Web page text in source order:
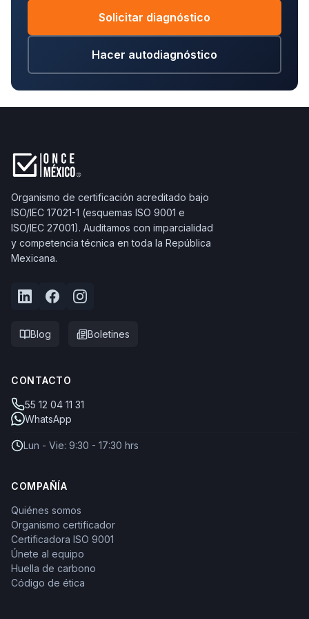
empresa para una auditoría ISO 9001.
Solicitar diagnóstico
Hacer autodiagnóstico
Organismo de certificación acreditado bajo
ISO/IEC 17021-1 (esquemas ISO 9001 e
ISO/IEC 27001). Auditamos con imparcialidad
y competencia técnica en toda la República
Mexicana.
Blog Boletines
CONTACTO
55 12 04 11 31
WhatsApp
Lun - Vie: 9:30 - 17:30 hrs
COMPAÑÍA
Quiénes somos
Organismo certificador
Certificadora ISO 9001
Únete al equipo
Huella de carbono
Código de ética